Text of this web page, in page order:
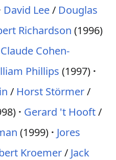
David Lee/ Douglas
Richardson (1996)
Claude Cohen-
Phillips (1997)
/ Horst Störmer/
Gerard 't Hooft/
(1999)
Jores
Kroemer/ Jack